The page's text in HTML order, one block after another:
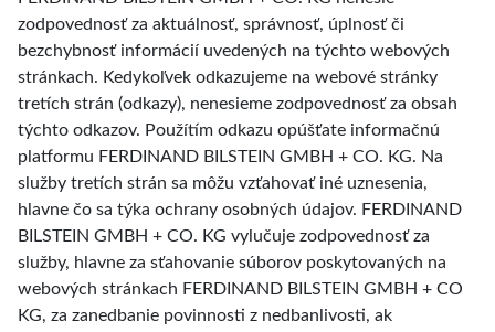
zodpovednosť za aktuálnosť, správnosť, úplnosť či
bezchybnosť informácií uvedených na týchto webových
stránkach. Kedykoľvek odkazujeme na webové stránky
tretích strán (odkazy), nenesieme zodpovednosť za obsah
týchto odkazov. Použítím odkazu opúšťate informačnú
platformu FERDINAND BILSTEIN GMBH + CO. KG. Na
služby tretích strán sa môžu vzťahovať iné uznesenia,
hlavne čo sa týka ochrany osobných údajov. FERDINAND
BILSTEIN GMBH + CO. KG vylučuje zodpovednosť za
služby, hlavne za sťahovanie súborov poskytovaných na
webových stránkach FERDINAND BILSTEIN GMBH + CO
KG, za zanedbanie povinnosti z nedbanlivosti, ak